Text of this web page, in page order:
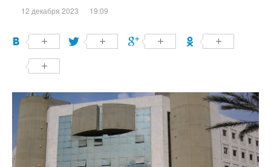
12 декабря 2023 19:09